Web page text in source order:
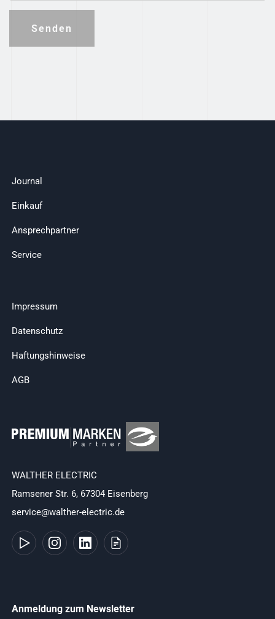
Senden
Journal
Einkauf
Ansprechpartner
Service
Impressum
Datenschutz
Haftungshinweise
AGB
WALTHER ELECTRIC
Ramsener Str. 6, 67304 Eisenberg
service@walther-electric.de
Anmeldung zum Newsletter